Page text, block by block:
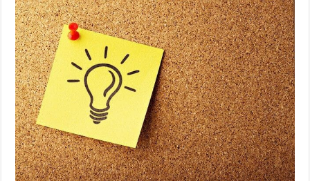
wichtiger
als
Telefonie
–
E-
Netz
immer
besser